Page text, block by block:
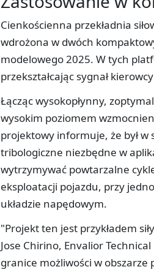
Cienkościenna przekładnia
wdrożona w dwóch
modelowego 2025. W tych
przekształcając sygnał
Łącząc wysokopłynny,
wysokim poziomem
projektowy informuje, że był w
tribologiczne niezbędne w
wytrzymywać powtarzalne
eksploatacji pojazdu, przy
układzie napędowym.
"Projekt ten jest przykładem
Jose Chirino, Envalior
granice możliwości w obszarze